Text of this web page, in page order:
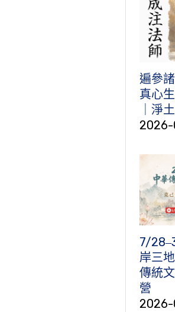
遍參
真心
｜淨
2026-
7/
岸三
傳統
營
2026-